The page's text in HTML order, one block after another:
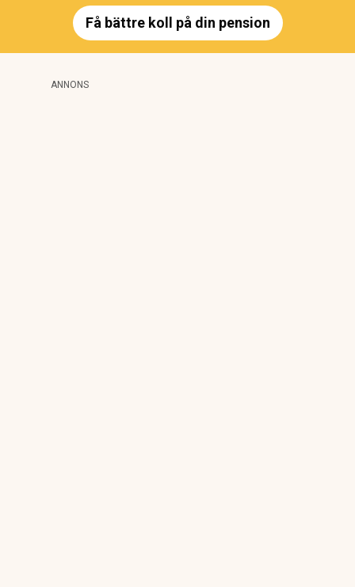
Få bättre koll på din pension
ANNONS